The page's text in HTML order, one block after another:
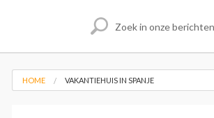
HOME VAKANTIEHUIS IN SPANJE